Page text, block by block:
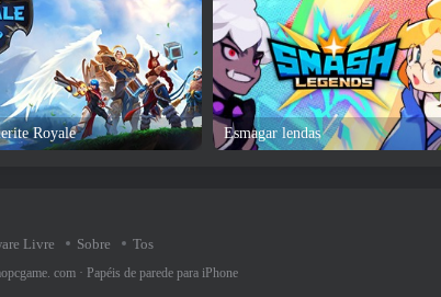
Royale Esmagar lendas
Livre Sobre Tos
com · Papéis de parede para iPhone